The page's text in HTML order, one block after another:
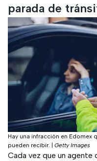
parada de
Hay una infracción en Edomex
pueden recibir.
Getty Images
Cada vez que un